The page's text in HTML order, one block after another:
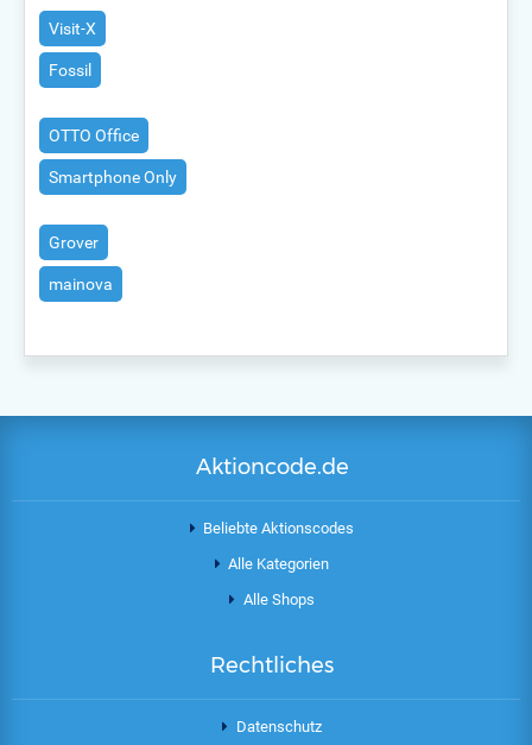
Visit-X
Fossil
OTTO Office
Smartphone Only
Grover
mainova
Aktioncode.de
Beliebte Aktionscodes
Alle Kategorien
Alle Shops
Rechtliches
Datenschutz